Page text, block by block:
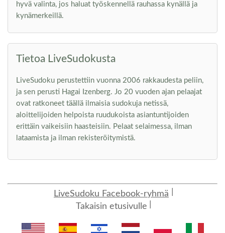
hyvä valinta, jos haluat työskennellä rauhassa kynällä ja
kynämerkeillä.
Tietoa LiveSudokusta
LiveSudoku perustettiin vuonna 2006 rakkaudesta peliin,
ja sen perusti Hagai Izenberg. Jo 20 vuoden ajan pelaajat
ovat ratkoneet täällä ilmaisia sudokuja netissä,
aloittelijoiden helpoista ruudukoista asiantuntijoiden
erittäin vaikeisiin haasteisiin. Pelaat selaimessa, ilman
lataamista ja ilman rekisteröitymistä.
LiveSudoku Facebook-ryhmä
Takaisin etusivulle